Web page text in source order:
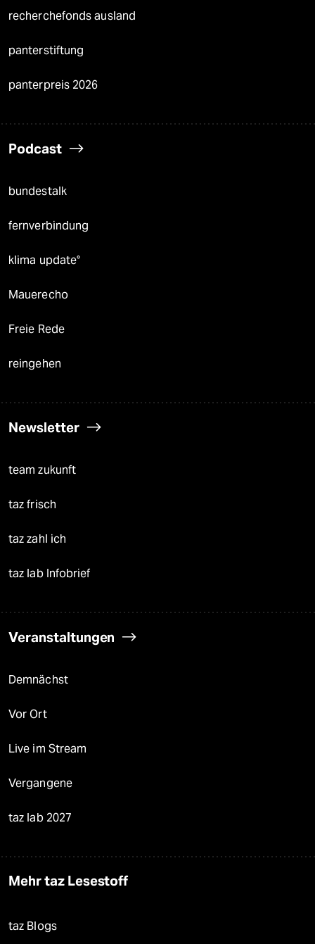
recherchefonds ausland
panterstiftung
panterpreis 2026
Podcast
bundestalk
fernverbindung
klima update°
Mauerecho
Freie Rede
reingehen
Newsletter
team zukunft
taz frisch
taz zahl ich
taz lab Infobrief
Veranstaltungen
Demnächst
Vor Ort
Live im Stream
Vergangene
taz lab 2027
Mehr taz Lesestoff
taz Blogs